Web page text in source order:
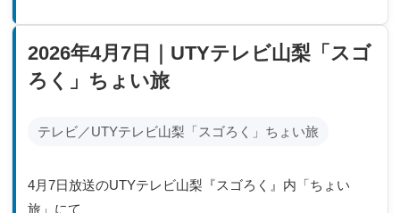
2026年4月7日｜UTYテレビ山梨「スゴ
ろく」ちょい旅
テレビ／UTYテレビ山梨「スゴろく」ちょい旅
4月7日放送のUTYテレビ山梨『スゴろく』内「ちょい
旅」にて、